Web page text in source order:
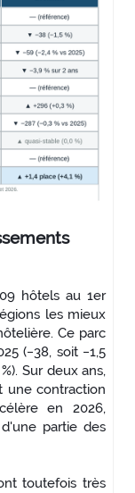
hôtels au 1er
les mieux
Ce parc
(−38, soit −1,5
Sur deux ans,
une contraction
en 2026,
partie des
toutefois très